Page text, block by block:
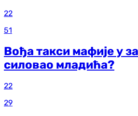
22
51
Вођа такси мафије у
силовао младића?
22
29